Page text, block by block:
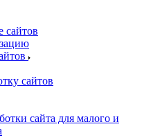
сайтов
сайтов
сайта для малого и